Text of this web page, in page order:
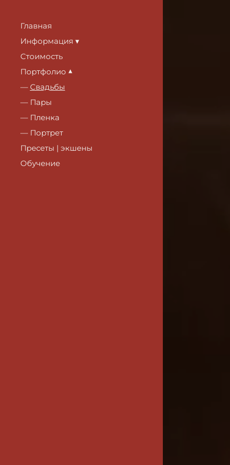
Главная
Информация
Стоимость
Портфолио
Свадьбы
Пары
Пленка
Портрет
Пресеты | экшены
Обучение